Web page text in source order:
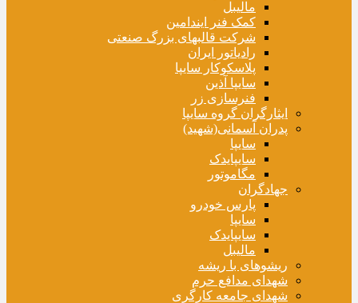
مالیبل
کمک فنر ایندامین
شرکت قالبهای بزرگ صنعتی
رادیاتور ایران
پلاسکوکار سایپا
سایپا آذین
فنرسازی زر
ایثارگران گروه سایپا
پدران آسمانی(شهید)
سایپا
سایپایدک
مگاموتور
جهادگران
پارس خودرو
سایپا
سایپایدک
مالیبل
ریشوهای با ریشه
شهدای مدافع حرم
شهدای جامعه کارگری